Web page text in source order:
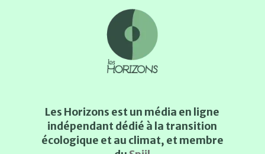
Les Horizons est un média en ligne
indépendant dédié à la transition
écologique et au climat, et membre